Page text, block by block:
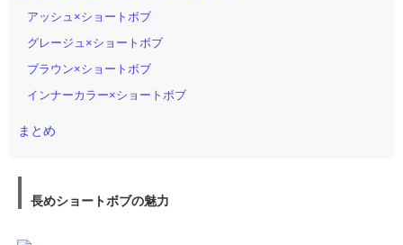
アッシュ×ショートボブ
グレージュ×ショートボブ
ブラウン×ショートボブ
インナーカラー×ショートボブ
まとめ
長めショートボブの魅力